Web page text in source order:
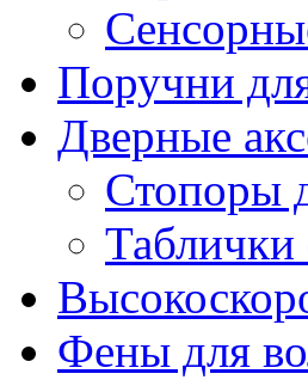
Поручни
Дверные
Стопоры
Фены для